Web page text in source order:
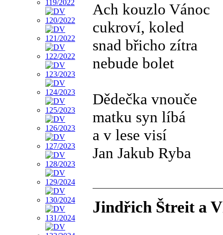
Ach kouzlo Vánoc
cukroví, koled
snad břicho zítra
nebude bolet
Dědečka vnouče
matku syn líbá
a v lese visí
Jan Jakub Ryba
Jindřich Štreit a